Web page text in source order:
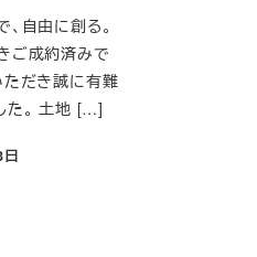
自由に創る。
ご成約済みで
ただき誠に有難
た。 土地 […]